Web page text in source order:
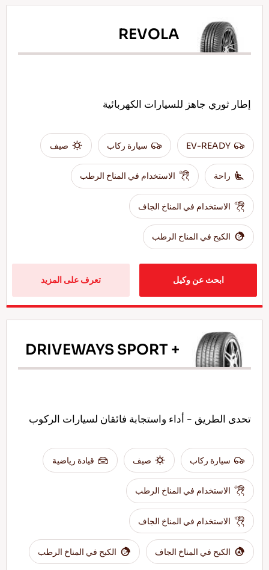
نصائح للقيادة في الثلج
REVOLA
إطار ثوري جاهز للسيارات الكهربائية
EV-READY سيارة ركاب صيف
راحة الاستخدام في المناخ الرطب
الاستخدام في المناخ الجاف
الكبح في المناخ الرطب
ابحث عن وكيل تعرف على المزيد
DRIVEWAYS SPORT +
تحدى الطريق - أداء واستجابة فائقان لسيارات الركوب
سيارة ركاب صيف قيادة رياضية
الاستخدام في المناخ الرطب
الاستخدام في المناخ الجاف
الكبح في المناخ الجاف الكبح في المناخ الرطب